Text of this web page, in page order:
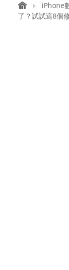
iPhone
了？試試這8個